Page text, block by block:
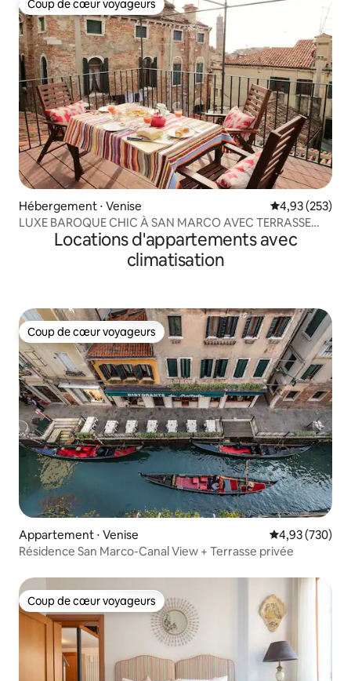
Coup de cœur voyageurs
Coup de cœur voyageurs
Hébergement ⋅ Venise Évaluation
4,93 (253)
LUXE BAROQUE CHIC À SAN MARCO AVEC TERRASSE
SUR LE TOITLocations d'appartements avec
climatisation
Coup de cœur voyageurs
Coup de cœur voyageurs
Appartement ⋅ Venise Évaluation
4,93 (730)
Résidence San Marco-Canal View + Terrasse privée
Coup de cœur voyageurs
Coup de cœur voyageurs